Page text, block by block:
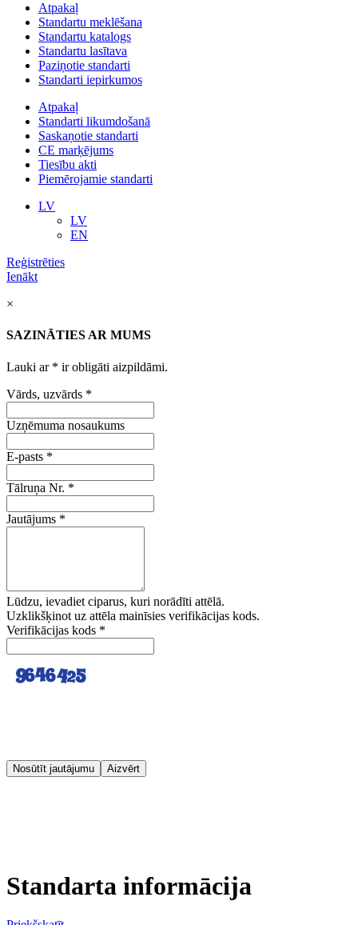
Atpakaļ
Standartu meklēšana
Standartu katalogs
Standartu lasītava
Paziņotie standarti
Standarti iepirkumos
Atpakaļ
Standarti likumdošanā
Saskaņotie standarti
CE marķējums
Tiesību akti
Piemērojamie standarti
LV
LV
EN
Reģistrēties
Ienākt
×
SAZINĀTIES AR MUMS
Lauki ar * ir obligāti aizpildāmi.
Vārds, uzvārds *
Uzņēmuma nosaukums
E-pasts *
Tālruņa Nr. *
Jautājums *
Lūdzu, ievadiet ciparus, kuri norādīti attēlā.
Uzklikšķinot uz attēla mainīsies verifikācijas kods.
Verifikācijas kods *
Nosūtīt jautājumu Aizvērt
Standarta informācija